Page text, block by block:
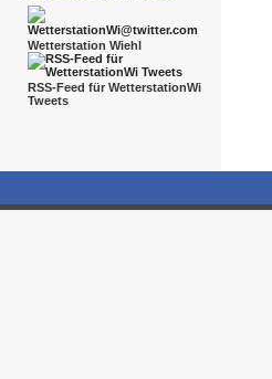
Wetterstation Wiehl
RSS-Feed für WetterstationWi
Tweets